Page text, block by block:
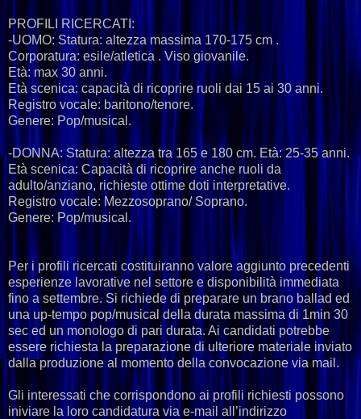
PROFILI RICERCATI:
-UOMO: Statura: altezza massima 170-175 cm .
Corporatura: esile/atletica . Viso giovanile.
Età: max 30 anni.
Età scenica: capacità di ricoprire ruoli dai 15 ai 30 anni.
Registro vocale: baritono/tenore.
Genere: Pop/musical.
-DONNA: Statura: altezza tra 165 e 180 cm. Età: 25-35 anni.
Età scenica: Capacità di ricoprire anche ruoli da
adulto/anziano, richieste ottime doti interpretative.
Registro vocale: Mezzosoprano/ Soprano.
Genere: Pop/musical.
Per i profili ricercati costituiranno valore aggiunto precedenti
esperienze lavorative nel settore e disponibilità immediata
fino a settembre. Si richiede di preparare un brano ballad ed
una up-tempo pop/musical della durata massima di 1min 30
sec ed un monologo di pari durata. Ai candidati potrebbe
essere richiesta la preparazione di ulteriore materiale inviato
dalla produzione al momento della convocazione via mail.
Gli interessati che corrispondono ai profili richiesti possono
iniviare la loro candidatura via e-mail all’indirizzo